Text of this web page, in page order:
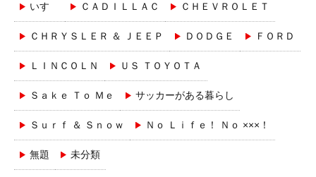
いすゞ ＣＡＤＩＬＬＡＣ ＣＨＥＶＲＯＬＥＴ
ＣＨＲＹＳＬＥＲ ＆ ＪＥＥＰ ＤＯＤＧＥ ＦＯＲＤ
ＬＩＮＣＯＬＮ ＵＳ ＴＯＹＯＴＡ
Ｓａｋｅ Ｔｏ Ｍｅ サッカーがある暮らし
Ｓｕｒｆ ＆ Ｓｎｏｗ Ｎｏ Ｌｉｆｅ！ Ｎｏ ×××！
無題 未分類